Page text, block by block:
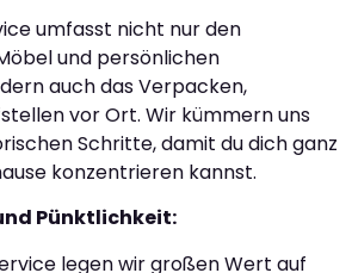
umfasst nicht nur den
und persönlichen
auch das Verpacken,
vor Ort. Wir kümmern uns
Schritte, damit du dich ganz
konzentrieren kannst.
Pünktlichkeit:
legen wir großen Wert auf